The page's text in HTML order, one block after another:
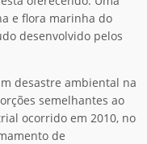
e flora marinha do
desenvolvido pelos
desastre ambiental na
semelhantes ao
ocorrido em 2010, no
de